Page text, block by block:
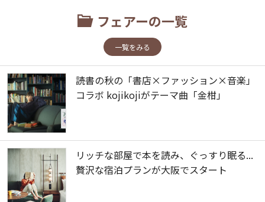
フェアーの一覧
一覧をみる
読書の秋の「書店×ファッション×音楽」
コラボ kojikojiがテーマ曲「金柑」
リッチな部屋で本を読み、ぐっすり眠る...
贅沢な宿泊プランが大阪でスタート